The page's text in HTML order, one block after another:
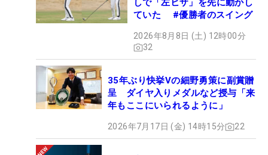
ールアウト後は、練習グリーンで調整に励んだ。こ
の日決めきれなかったバーディは週末にまとめて取
って22勝目につなげたい。（文・小高拓）
しで「左ヒザ」を先に動かし
ていた #優勝者のスイング
2026年8月8日 (土) 12時00分
32
35年ぶり快挙Vの細野勇策に副賞贈
呈 ダイヤ入りメダルなど授与「来
年もここにいられるように」
2026年7月17日 (金) 14時15分 22